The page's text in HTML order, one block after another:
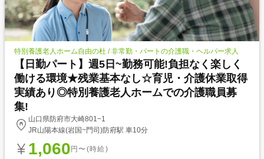
特別養護老人ホーム自由の杜 / 非常勤・パートの介護職・ヘルパー求人
【日勤パート】週5日~勤務可能!負担なく楽しく
働ける環境★残業基本なし☆育児・介護休業取得
実績あり◎特別養護老人ホームでの介護職員募
集!
山口県防府市大崎801−1
JR山陽本線(岩国~門司)防府駅 車10分
1,060 円〜(時給)